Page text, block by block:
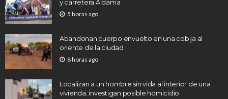
y carretera Aldama
5 horas ago
Abandonan cuerpo envuelto en una cobija al
oriente de la ciudad
8 horas ago
Localizan a un hombre sin vida al interior de una
vivienda; investigan posible homicidio